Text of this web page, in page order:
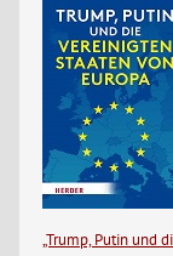
„Trump, Putin und